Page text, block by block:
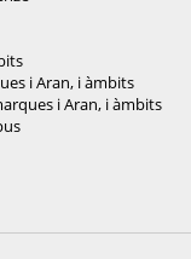
i Aran, i àmbits
i Aran, i àmbits